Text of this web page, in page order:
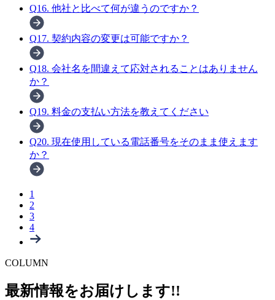
Q16. 他社と比べて何が違うのですか？
Q17. 契約内容の変更は可能ですか？
Q18. 会社名を間違えて応対されることはありません
か？
Q19. 料金の支払い方法を教えてください
Q20. 現在使用している電話番号をそのまま使えます
か？
1
2
3
4
COLUMN
最新情報をお届けします!!